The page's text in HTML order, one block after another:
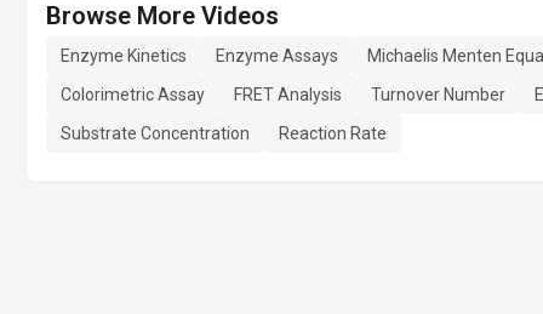
Browse More Videos
Enzyme Kinetics Enzyme Assays
Michaelis Menten
Colorimetric Assay
FRET Analysis Turnover Number
Substrate Concentration
Reaction Rate